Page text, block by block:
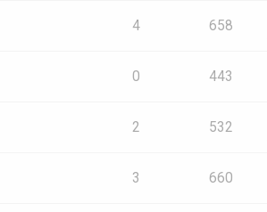
4 658
0 443
2 532
3 660